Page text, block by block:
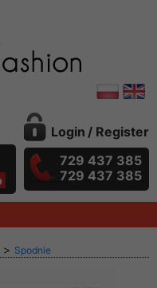
Login / Register
729 437 385
729 437 385
> Spodnie